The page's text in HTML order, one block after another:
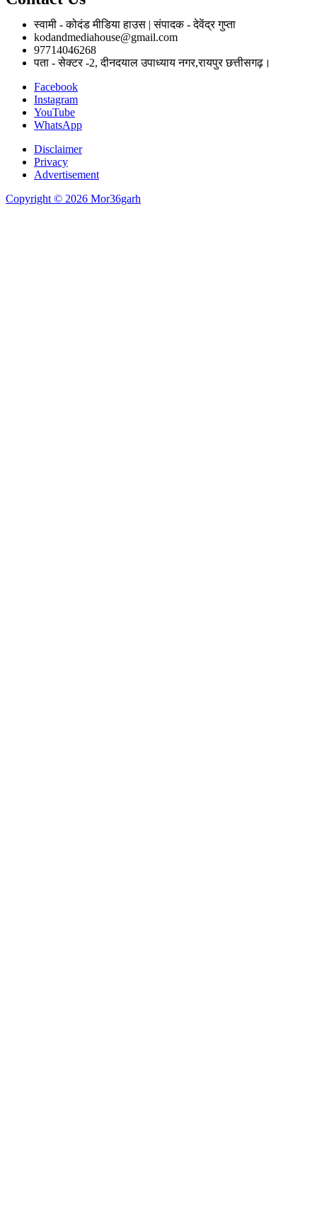
स्वामी - कोदंड मीडिया हाउस | संपादक - देवेंद्र गुप्ता
kodandmediahouse@gmail.com
97714046268
पता - सेक्टर -2, दीनदयाल उपाध्याय नगर,रायपुर छत्तीसगढ़।
Facebook
Instagram
YouTube
WhatsApp
Disclaimer
Privacy
Advertisement
Copyright © 2026 Mor36garh